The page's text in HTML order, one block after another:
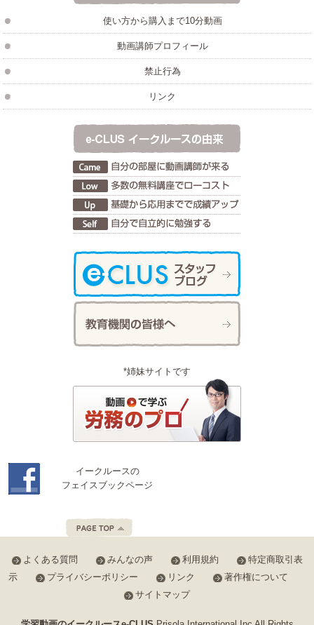
使い方から購入まで10分動画
動画講師プロフィール
禁止行為
リンク
*姉妹サイトです
イークルースの
フェイスブックページ
よくある質問 みんなの声 利用規約
特定商取引表
示
プライバシーポリシー リンク
著作権について
サイトマップ